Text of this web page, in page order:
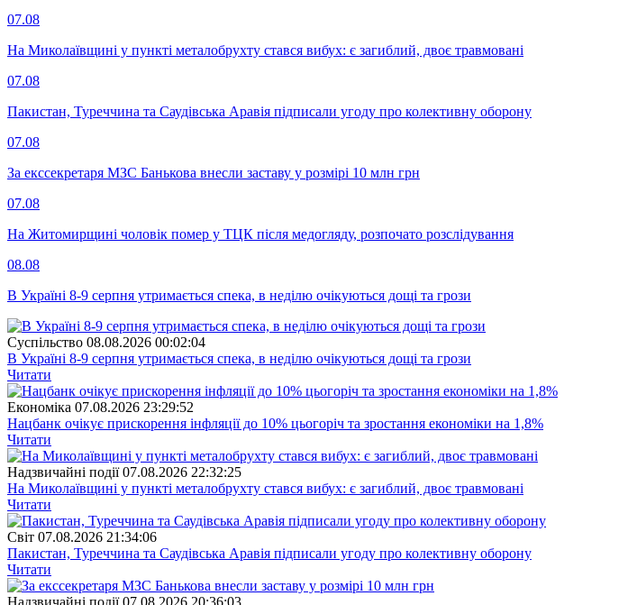
07.08
На Миколаївщині у пункті металобрухту стався вибух: є загиблий, двоє травмовані
07.08
Пакистан, Туреччина та Саудівська Аравія підписали угоду про колективну оборону
07.08
За екссекретаря МЗС Банькова внесли заставу у розмірі 10 млн грн
07.08
На Житомирщині чоловік помер у ТЦК після медогляду, розпочато розслідування
08.08
В Україні 8-9 серпня утримається спека, в неділю очікуються дощі та грози
Суспiльство 08.08.2026 00:02:04
В Україні 8-9 серпня утримається спека, в неділю очікуються дощі та грози
Читати
Економіка 07.08.2026 23:29:52
Нацбанк очікує прискорення інфляції до 10% цьогоріч та зростання економіки на 1,8%
Читати
Надзвичайні події 07.08.2026 22:32:25
На Миколаївщині у пункті металобрухту стався вибух: є загиблий, двоє травмовані
Читати
Свiт 07.08.2026 21:34:06
Пакистан, Туреччина та Саудівська Аравія підписали угоду про колективну оборону
Читати